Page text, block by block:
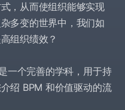
，从而使组织能够实现
多变的世界中，我们如
组织绩效？
一个完善的学科，用于持
绍 BPM 和价值驱动的流